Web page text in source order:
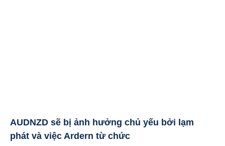
AUDNZD sẽ bị ảnh hưởng chủ yếu bởi lạm
phát và việc Ardern từ chức